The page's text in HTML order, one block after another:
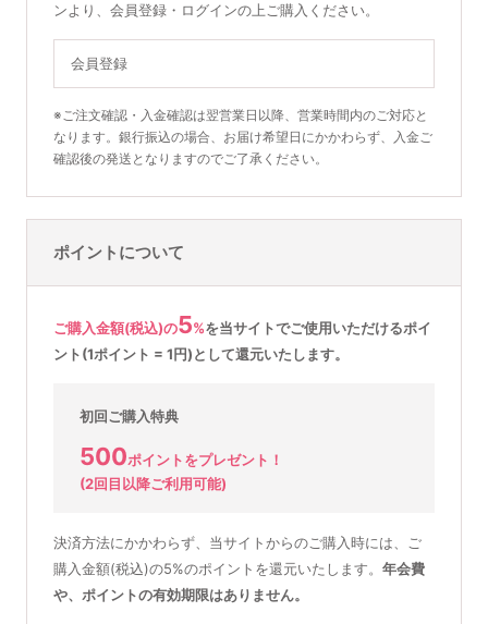
ンより、会員登録・ログインの上ご購入ください。
会員登録
※ご注文確認・入金確認は翌営業日以降、営業時間内のご対応と
なります。銀行振込の場合、お届け希望日にかかわらず、入金ご
確認後の発送となりますのでご了承ください。
ポイントについて
ご購入金額(税込)の5%を当サイトでご使用いただけるポイ
ント(1ポイント = 1円)として還元いたします。
初回ご購入特典
500ポイントをプレゼント！
(2回目以降ご利用可能)
決済方法にかかわらず、当サイトからのご購入時には、ご
購入金額(税込)の5%のポイントを還元いたします。 年会費
や、ポイントの有効期限はありません。